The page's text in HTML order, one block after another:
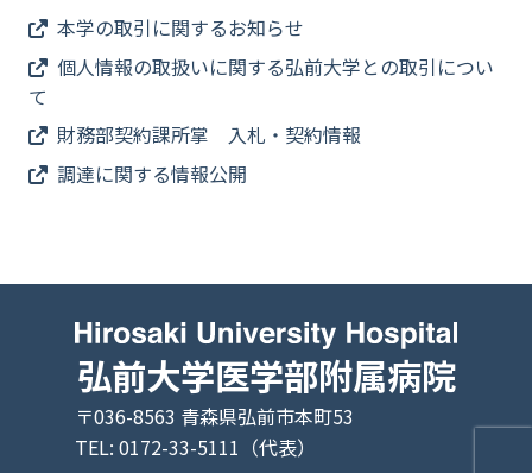
本学の取引に関するお知らせ
個人情報の取扱いに関する弘前大学との取引につい
て
財務部契約課所掌 入札・契約情報
調達に関する情報公開
弘前大学医学部附属病院
〒036-8563 青森県弘前市本町53
TEL: 0172-33-5111（代表）